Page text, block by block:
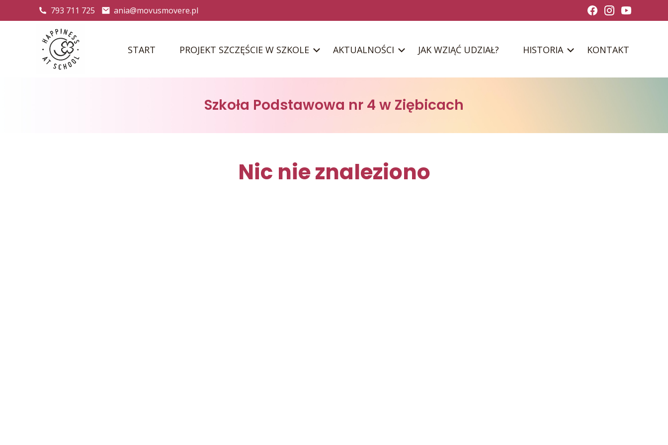
793 711 725 ania@movusmovere.pl
START PROJEKT SZCZĘŚCIE W SZKOLE AKTUALNOŚCI JAK WZIĄĆ UDZIAŁ? HISTORIA KONTAKT
Szkoła Podstawowa nr 4 w Ziębicach
Nic nie znaleziono